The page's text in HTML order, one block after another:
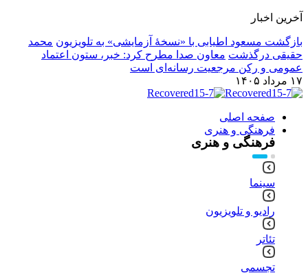
آخرین اخبار
بازگشت مسعود اطیابی با «نسخهٔ آزمایشی» به تلویزیون محمد
حقیقی درگذشت معاون صدا مطرح کرد: خبر، ستون اعتماد
عمومی و رکن مرجعیت رسانه‌ای است
۱۷ مرداد ۱۴۰۵
صفحه اصلی
فرهنگی و هنری
فرهنگی و هنری
سینما
رادیو و تلویزیون
تئاتر
تجسمی